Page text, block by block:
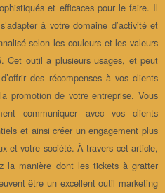
et efficaces pour le faire. Il
à votre domaine d’activité et
selon les couleurs et les valeurs
Cet outil a plusieurs usages, et peut
des récompenses à vos clients
promotion de votre entreprise. Vous
communiquer avec vos clients
et ainsi créer un engagement plus
et votre société. À travers cet article,
la manière dont les tickets à gratter
être un excellent outil marketing